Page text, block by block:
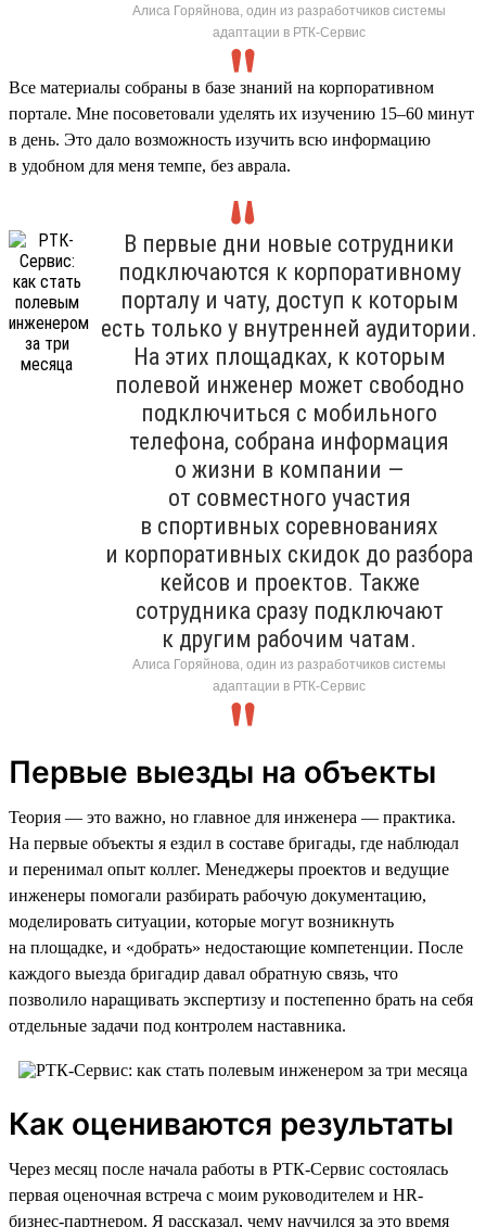
Алиса Горяйнова, один из разработчиков системы
адаптации в РТК-Сервис
Все материалы собраны в базе знаний на корпоративном
портале. Мне посоветовали уделять их изучению 15–60 минут
в день. Это дало возможность изучить всю информацию
в удобном для меня темпе, без аврала.
В первые дни новые сотрудники
подключаются к корпоративному
порталу и чату, доступ к которым
есть только у внутренней аудитории.
На этих площадках, к которым
полевой инженер может свободно
подключиться с мобильного
телефона, собрана информация
о жизни в компании —
от совместного участия
в спортивных соревнованиях
и корпоративных скидок до разбора
кейсов и проектов. Также
сотрудника сразу подключают
к другим рабочим чатам.
Алиса Горяйнова, один из разработчиков системы
адаптации в РТК-Сервис
Первые выезды на объекты
Теория — это важно, но главное для инженера — практика.
На первые объекты я ездил в составе бригады, где наблюдал
и перенимал опыт коллег. Менеджеры проектов и ведущие
инженеры помогали разбирать рабочую документацию,
моделировать ситуации, которые могут возникнуть
на площадке, и «добрать» недостающие компетенции. После
каждого выезда бригадир давал обратную связь, что
позволило наращивать экспертизу и постепенно брать на себя
отдельные задачи под контролем наставника.
Как оцениваются результаты
Через месяц после начала работы в РТК-Сервис состоялась
первая оценочная встреча с моим руководителем и HR-
бизнес-партнером. Я рассказал, чему научился за это время